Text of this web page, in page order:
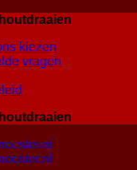
kiezen
vragen